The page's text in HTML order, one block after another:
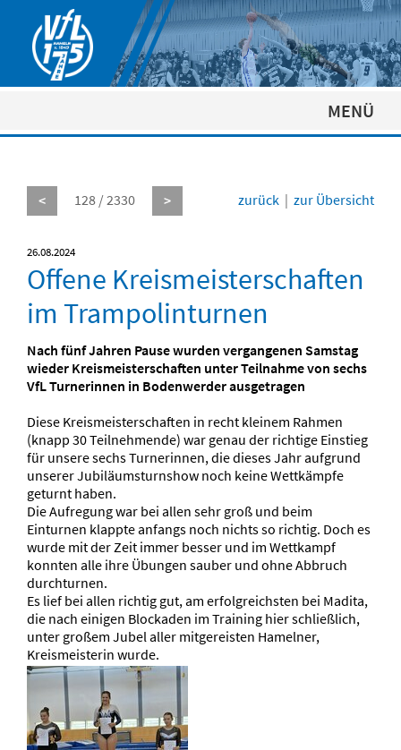
MENÜ
< 128 / 2330 > zurück | zur Übersicht
26.08.2024
Offene Kreismeisterschaften
im Trampolinturnen
Nach fünf Jahren Pause wurden vergangenen Samstag
wieder Kreismeisterschaften unter Teilnahme von sechs
VfL Turnerinnen in Bodenwerder ausgetragen
Diese Kreismeisterschaften in recht kleinem Rahmen
(knapp 30 Teilnehmende) war genau der richtige Einstieg
für unsere sechs Turnerinnen, die dieses Jahr aufgrund
unserer Jubiläumsturnshow noch keine Wettkämpfe
geturnt haben.
Die Aufregung war bei allen sehr groß und beim
Einturnen klappte anfangs noch nichts so richtig. Doch es
wurde mit der Zeit immer besser und im Wettkampf
konnten alle ihre Übungen sauber und ohne Abbruch
durchturnen.
Es lief bei allen richtig gut, am erfolgreichsten bei Madita,
die nach einigen Blockaden im Training hier schließlich,
unter großem Jubel aller mitgereisten Hamelner,
Kreismeisterin wurde.